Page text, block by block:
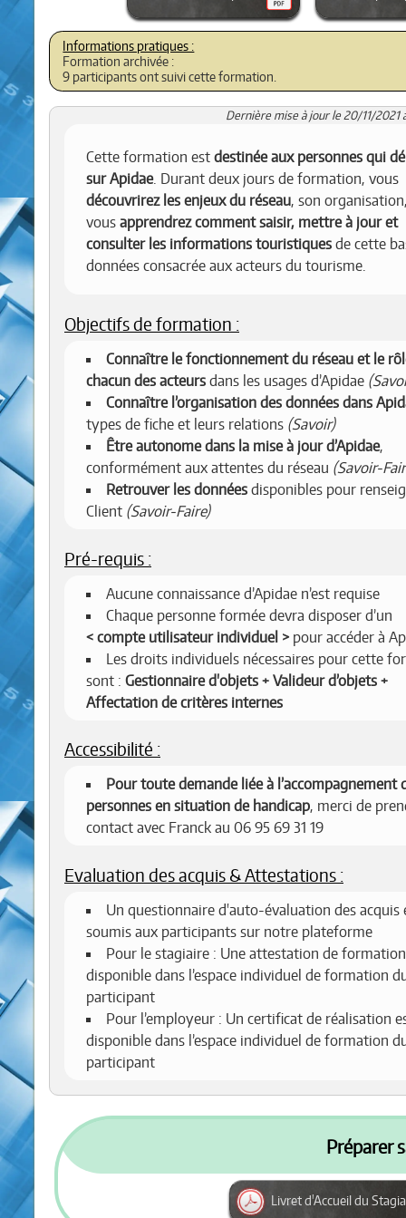
Formation archivée :
9 participants ont suivi cette formation.
Dernière mise à jour le 20/11/2021
Cette formation est destinée aux personnes qui
sur Apidae. Durant deux jours de formation, vous
découvrirez les enjeux du réseau, son
vous apprendrez comment saisir, mettre à jour et
consulter les informations touristiques de cette
données consacrée aux acteurs du tourisme.
Objectifs de formation :
Connaître le fonctionnement du réseau et le
chacun des acteurs dans les usages d’Apidae
Connaître l’organisation des données dans
types de fiche et leurs relations (Savoir)
Être autonome dans la mise à jour d’Apidae,
conformément aux attentes du réseau (Savoir-
Retrouver les données disponibles pour
Client (Savoir-Faire)
Pré-requis :
Aucune connaissance d’Apidae n’est requise
Chaque personne formée devra disposer d’un
compte utilisateur individuel
pour accéder à
Les droits individuels nécessaires pour cette
sont : Gestionnaire d'objets + Valideur d’objets +
Affectation de critères internes
Accessibilité :
Pour toute demande liée à l’accompagnement
personnes en situation de handicap, merci de
contact avec Franck au 06 95 69 31 19
Evaluation des acquis & Attestations :
Un questionnaire d'auto-évaluation des acquis
soumis aux participants sur notre plateforme
Pour le stagiaire : Une attestation de
disponible dans l’espace individuel de formation
participant
Pour l’employeur : Un certificat de réalisation
disponible dans l’espace individuel de formation
participant
Préparer
Livret d'Accueil du